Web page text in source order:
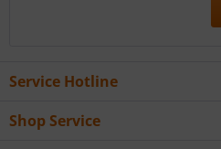
Service Hotline
Shop Service